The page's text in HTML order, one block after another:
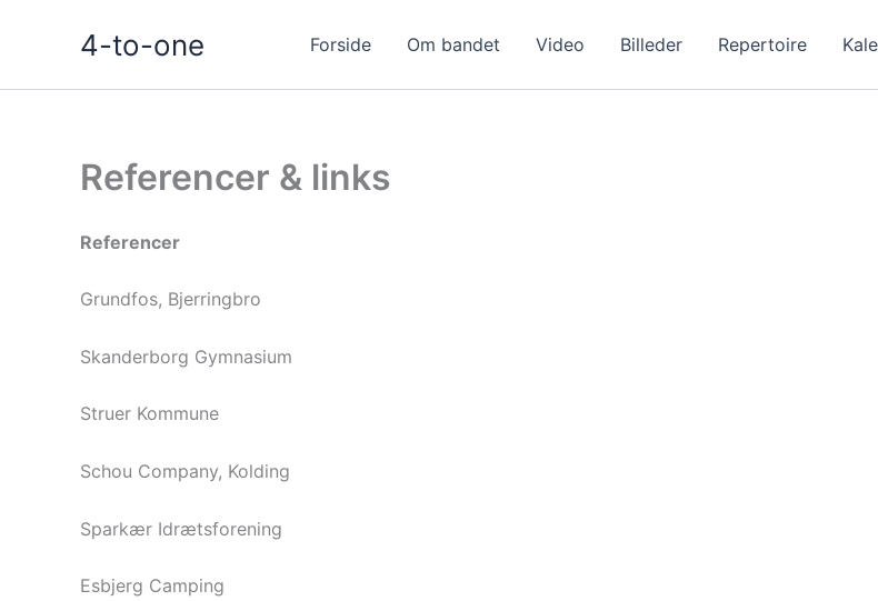
4-to-one Forside Om bandet Video Billeder Repertoire
Referencer & links
Referencer
Grundfos, Bjerringbro
Skanderborg Gymnasium
Struer Kommune
Schou Company, Kolding
Sparkær Idrætsforening
Esbjerg Camping